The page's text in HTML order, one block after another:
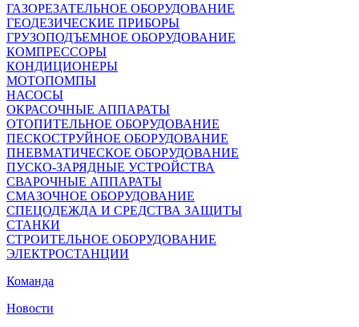
ГАЗОРЕЗАТЕЛЬНОЕ ОБОРУДОВАНИЕ
ГЕОДЕЗИЧЕСКИЕ ПРИБОРЫ
ГРУЗОПОДЪЕМНОЕ ОБОРУДОВАНИЕ
КОМПРЕССОРЫ
КОНДИЦИОНЕРЫ
МОТОПОМПЫ
НАСОСЫ
ОКРАСОЧНЫЕ АППАРАТЫ
ОТОПИТЕЛЬНОЕ ОБОРУДОВАНИЕ
ПЕСКОСТРУЙНОЕ ОБОРУДОВАНИЕ
ПНЕВМАТИЧЕСКОЕ ОБОРУДОВАНИЕ
ПУСКО-ЗАРЯДНЫЕ УСТРОЙСТВА
СВАРОЧНЫЕ АППАРАТЫ
СМАЗОЧНОЕ ОБОРУДОВАНИЕ
СПЕЦОДЕЖДА И СРЕДСТВА ЗАЩИТЫ
СТАНКИ
СТРОИТЕЛЬНОЕ ОБОРУДОВАНИЕ
ЭЛЕКТРОСТАНЦИИ
Команда
Новости